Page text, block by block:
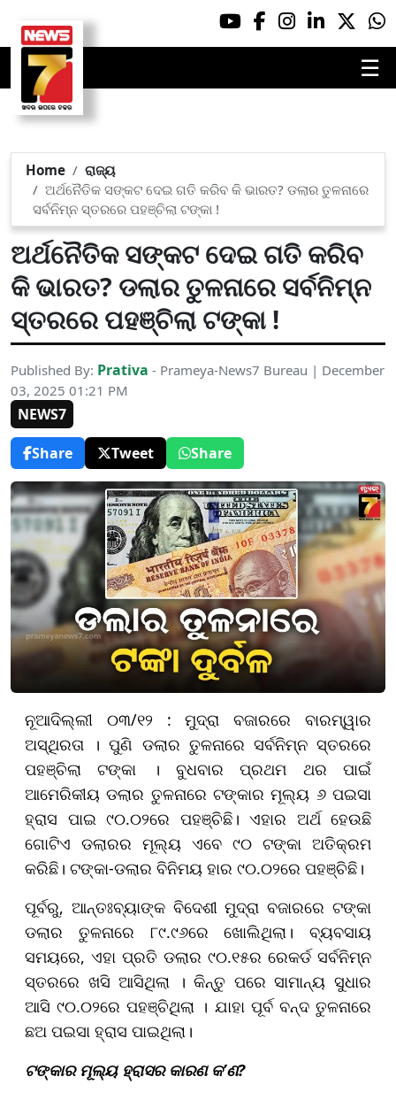
☰
Home
ରାଜ୍ୟ
ଅର୍ଥନୈତିକ ସଙ୍କଟ ଦେଇ ଗତି କରିବ କି ଭାରତ? ଡଲାର ତୁଳନାରେ
ସର୍ବନିମ୍ନ ସ୍ତରରେ ପହଞ୍ଚିଲା ଟଙ୍କା !
ଅର୍ଥନୈତିକ ସଙ୍କଟ ଦେଇ ଗତି କରିବ
କି ଭାରତ? ଡଲାର ତୁଳନାରେ ସର୍ବନିମ୍ନ
ସ୍ତରରେ ପହଞ୍ଚିଲା ଟଙ୍କା !
Published By: Prativa - Prameya-News7 Bureau | December
03, 2025 01:21 PM
NEWS7
Share
Tweet Share
ନୂଆଦିଲ୍ଲୀ ୦୩/୧୨ : ମୁଦ୍ରା ବଜାରରେ ବାରମ୍ୱାର
ଅସ୍ଥିରତା । ପୁଣି ଡଲାର ତୁଳନାରେ ସର୍ବନିମ୍ନ ସ୍ତରରେ
ପହଞ୍ଚିଲା ଟଙ୍କା । ବୁଧବାର ପ୍ରଥମ ଥର ପାଇଁ
ଆମେରିକୀୟ ଡଲାର ତୁଳନାରେ ଟଙ୍କାର ମୂଲ୍ୟ ୬ ପଇସା
ହ୍ରାସ ପାଇ ୯୦.୦୨ରେ ପହଞ୍ଚିଛି। ଏହାର ଅର୍ଥ ହେଉଛି
ଗୋଟିଏ ଡଲାରର ମୂଲ୍ୟ ଏବେ ୯୦ ଟଙ୍କା ଅତିକ୍ରମ
କରିଛି। ଟଙ୍କା-ଡଲାର ବିନିମୟ ହାର ୯୦.୦୨ରେ ପହଞ୍ଚିଛି।
ପୂର୍ବରୁ, ଆନ୍ତଃବ୍ୟାଙ୍କ ବିଦେଶୀ ମୁଦ୍ରା ବଜାରରେ ଟଙ୍କା
ଡଲାର ତୁଳନାରେ ୮୯.୯୬ରେ ଖୋଲିଥିଲା। ବ୍ୟବସାୟ
ସମୟରେ, ଏହା ପ୍ରତି ଡଲାର ୯୦.୧୫ର ରେକର୍ଡ ସର୍ବନିମ୍ନ
ସ୍ତରରେ ଖସି ଆସିଥିଲା । ​​କିନ୍ତୁ ପରେ ସାମାନ୍ୟ ସୁଧାର
ଆସି ୯୦.୦୨ରେ ପହଞ୍ଚିଥିଲା । ଯାହା ପୂର୍ବ ବନ୍ଦ ତୁଳନାରେ
ଛଅ ପଇସା ହ୍ରାସ ପାଇଥିଲା।
ଟଙ୍କାର ମୂଲ୍ୟ ହ୍ରାସର କାରଣ କ’ଣ?